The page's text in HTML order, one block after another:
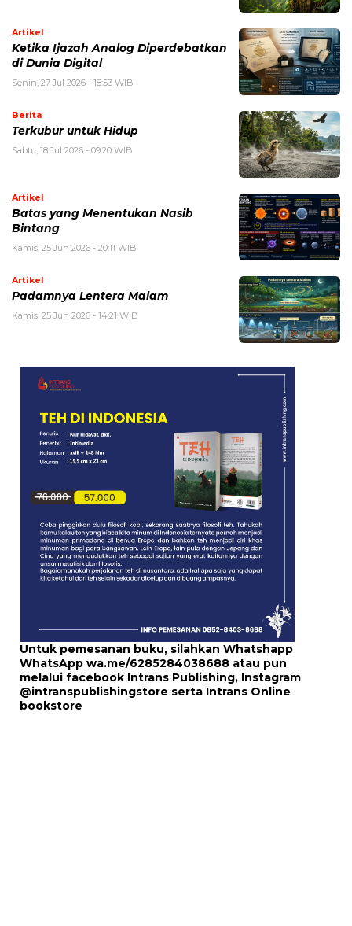
Artikel
Ketika Ijazah Analog Diperdebatkan
di Dunia Digital
Senin, 27 Jul 2026 - 18:53 WIB
Berita
Terkubur untuk Hidup
Sabtu, 18 Jul 2026 - 09:20 WIB
Artikel
Batas yang Menentukan Nasib
Bintang
Kamis, 25 Jun 2026 - 20:11 WIB
Artikel
Padamnya Lentera Malam
Kamis, 25 Jun 2026 - 14:21 WIB
Untuk pemesanan buku, silahkan Whatshapp
WhatsApp wa.me/6285284038688 atau pun
melalui facebook Intrans Publishing, Instagram
@intranspublishingstore serta Intrans Online
bookstore